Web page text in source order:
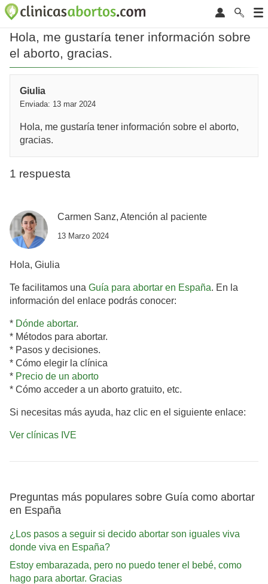
Hola, me gustaría tener información sobre
el aborto, gracias.
Giulia
Enviada: 13 mar 2024
Hola, me gustaría tener información sobre el aborto,
gracias.
1 respuesta
Carmen Sanz, Atención al paciente
13 Marzo 2024
Hola, Giulia
Te facilitamos una Guía para abortar en España. En la
información del enlace podrás conocer:
* Dónde abortar.
* Métodos para abortar.
* Pasos y decisiones.
* Cómo elegir la clínica
* Precio de un aborto
* Cómo acceder a un aborto gratuito, etc.
Si necesitas más ayuda, haz clic en el siguiente enlace:
Ver clínicas IVE
Preguntas más populares sobre Guía como abortar
en España
¿Los pasos a seguir si decido abortar son iguales viva
donde viva en España?
Estoy embarazada, pero no puedo tener el bebé, como
hago para abortar. Gracias